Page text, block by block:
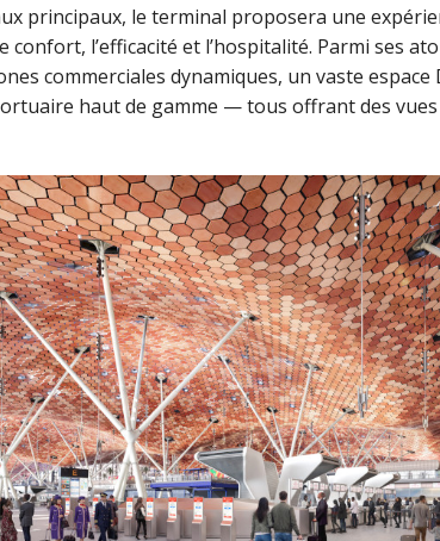
principaux, le terminal proposera une
confort, l’efficacité et l’hospitalité. Parmi ses
commerciales dynamiques, un vaste espace
haut de gamme — tous offrant des